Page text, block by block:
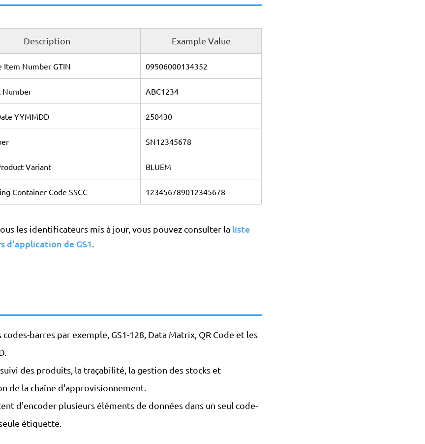
Description Example Value
Item Number GTIN 09506000134352
Number ABC1234
YYMMDD 250430
SN12345678
Variant BLUEM
Container Code SSCC 123456789012345678
les identificateurs mis à jour, vous pouvez consulter la liste
d'application de GS1.
codes-barres par exemple, GS1-128, Data Matrix, QR Code et les
des produits, la traçabilité, la gestion des stocks et
de la chaîne d'approvisionnement.
d'encoder plusieurs éléments de données dans un seul code-
étiquette.